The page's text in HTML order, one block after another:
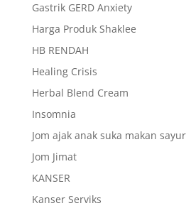
Gastrik GERD Anxiety
Harga Produk Shaklee
HB RENDAH
Healing Crisis
Herbal Blend Cream
Insomnia
Jom ajak anak suka makan sayur
Jom Jimat
KANSER
Kanser Serviks